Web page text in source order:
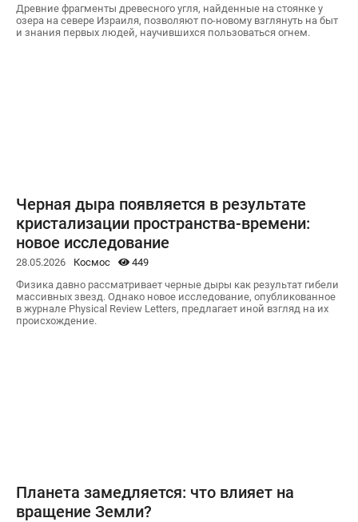
Древние фрагменты древесного угля, найденные на стоянке у
озера на севере Израиля, позволяют по-новому взглянуть на быт
и знания первых людей, научившихся пользоваться огнем.
Черная дыра появляется в результате
кристализации пространства-времени:
новое исследование
28.05.2026 Космос
449
Физика давно рассматривает черные дыры как результат гибели
массивных звезд. Однако новое исследование, опубликованное
в журнале Physical Review Letters, предлагает иной взгляд на их
происхождение.
Планета замедляется: что влияет на
вращение Земли?